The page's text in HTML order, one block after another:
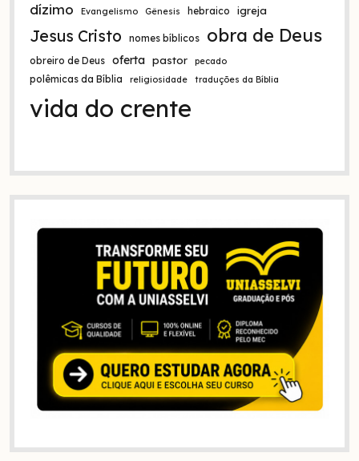
dízimo Evangelismo Gênesis hebraico igreja
Jesus Cristo nomes bíblicos obra de Deus
obreiro de Deus oferta pastor pecado
polêmicas da Bíblia religiosidade traduções da Bíblia
vida do crente